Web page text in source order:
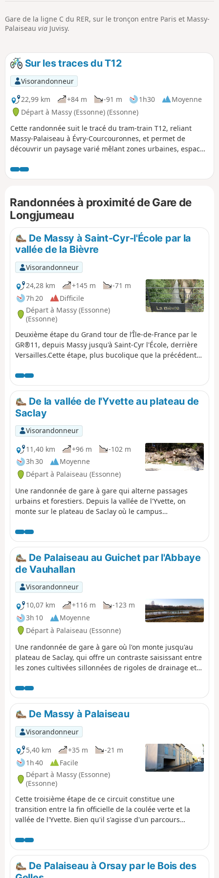
Gare de la ligne C du RER, sur le tronçon entre Paris et Massy-
Palaiseau via Juvisy.
Sur les traces du T12
Visorandonneur
22,99 km
+84 m -91 m 1h30
Moyenne
Départ à Massy (Essonne) (Essonne)
Cette randonnée suit le tracé du tram-train T12, reliant
Massy-Palaiseau à Évry-Courcouronnes, et permet de
découvrir un paysage varié mêlant zones urbaines, espaces
emprunte notamment la voie verte aménagée le long du
T12, entre la gare d’Épinay-sur-Orge et le terminus d’Évry-
cyclable sécurisée. Cette balade propose une immersion
dans les territoires desservis par cette nouvelle ligne, avec
des pauses possibles aux différentes gares et stations, pour
profiter pleinement du patrimoine local et des espaces
verts.
Randonnées à proximité de Gare de
Longjumeau
De Massy à Saint-Cyr-l'École par la
vallée de la Bièvre
Visorandonneur
24,28 km
+145 m
-71 m
7h 20
Difficile
Départ à Massy (Essonne)
(Essonne)
Deuxième étape du Grand tour de l’Île-de-France par le
GR®11, depuis Massy jusqu'à Saint-Cyr l'École, derrière
Versailles.Cette étape, plus bucolique que la précédente,
vallée, où elle est quasi-intégralement à l'air libre. Arrivé
près de sa source à Guyancourt, le GR® quitte la vallée
et continue vers Saint-Cyr-l'École.
De la vallée de l'Yvette au plateau de
Saclay
Visorandonneur
11,40 km
+96 m
-102 m
3h 30
Moyenne
Départ à Palaiseau (Essonne)
Une randonnée de gare à gare qui alterne passages
urbains et forestiers. Depuis la vallée de l'Yvette, on
monte sur le plateau de Saclay où le campus
redescente, on visite une ancienne carrière de grès
reconvertie en école d'escalade.
De Palaiseau au Guichet par l'Abbaye
de Vauhallan
Visorandonneur
10,07 km
+116 m
-123 m
3h 10
Moyenne
Départ à Palaiseau (Essonne)
Une randonnée de gare à gare où l'on monte jusqu'au
plateau de Saclay, qui offre un contraste saisissant entre
les zones cultivées sillonnées de rigoles de drainage et
parcours diversifié avec son lot de montées et de
descentes.
De Massy à Palaiseau
Visorandonneur
5,40 km
+35 m
-21 m
1h 40
Facile
Départ à Massy (Essonne)
(Essonne)
Cette troisième étape de ce circuit constitue une
transition entre la fin officielle de la coulée verte et la
vallée de l'Yvette. Bien qu'il s'agisse d'un parcours
discrètes, il évite les secteurs les plus encombrés de la
dynamique commune de Massy.
De Palaiseau à Orsay par le Bois des